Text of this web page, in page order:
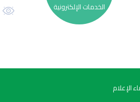
الخدمات الإلكترونية
الإعلام